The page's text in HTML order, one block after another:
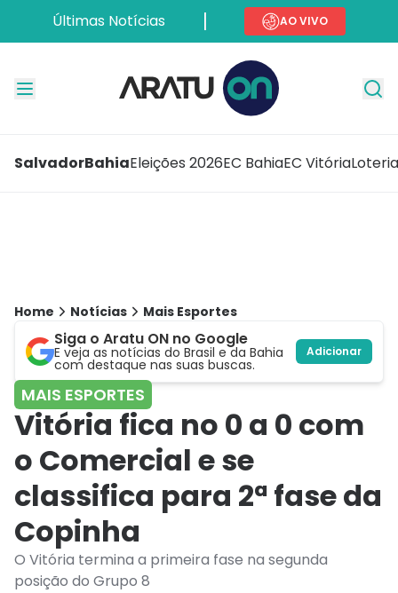
Últimas Notícias AO VIVO
SalvadorBahiaEleições 2026EC BahiaEC Vitória
Home Notícias Mais Esportes
Siga o Aratu ON no Google
E veja as notícias do Brasil e da Bahia
com destaque nas suas buscas.
Adicionar
MAIS ESPORTES
Vitória fica no 0 a 0 com
o Comercial e se
classifica para 2ª fase da
Copinha
O Vitória termina a primeira fase na segunda
posição do Grupo 8